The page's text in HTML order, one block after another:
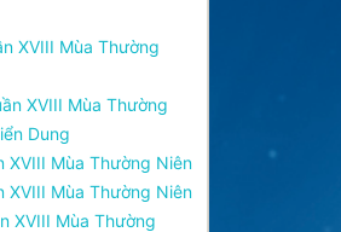
XVIII Mùa Thường
XVIII Mùa Thường
Dung
Mùa Thường Niên
Mùa Thường Niên
XVIII Mùa Thường